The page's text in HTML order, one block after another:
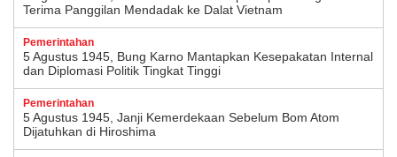
Terima Panggilan Mendadak ke Dalat Vietnam
Pemerintahan
5 Agustus 1945, Bung Karno Mantapkan Kesepakatan Internal
dan Diplomasi Politik Tingkat Tinggi
Pemerintahan
5 Agustus 1945, Janji Kemerdekaan Sebelum Bom Atom
Dijatuhkan di Hiroshima